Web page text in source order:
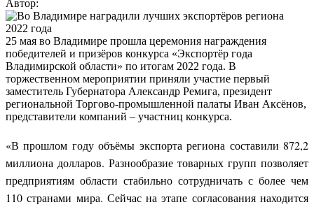
Автор:
25 мая во Владимире прошла церемония награждения
победителей и призёров конкурса «Экспортёр года
Владимирской области» по итогам 2022 года. В
торжественном мероприятии приняли участие первый
заместитель Губернатора Александр Ремига, президент
региональной Торгово-промышленной палаты Иван Аксёнов,
представители компаний – участниц конкурса.
«В прошлом году объёмы экспорта региона составили 872,2
миллиона долларов. Разнообразие товарных групп позволяет
предприятиям области стабильно сотрудничать с более чем
110 странами мира. Сейчас на этапе согласования находится